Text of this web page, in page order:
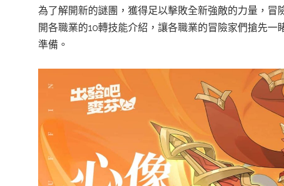
為了解開新的謎團，獲得足以擊敗全新強敵的力量，
開各職業的10轉技能介紹，讓各職業的冒險家們搶先
準備。